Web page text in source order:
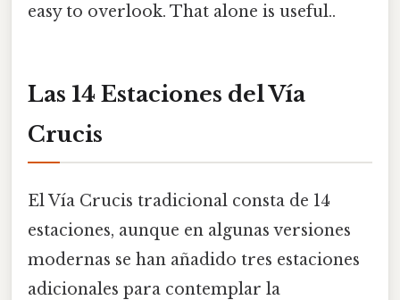
easy to overlook. That alone is useful..
Las 14 Estaciones del Vía
Crucis
El Vía Crucis tradicional consta de 14
estaciones, aunque en algunas versiones
modernas se han añadido tres estaciones
adicionales para contemplar la